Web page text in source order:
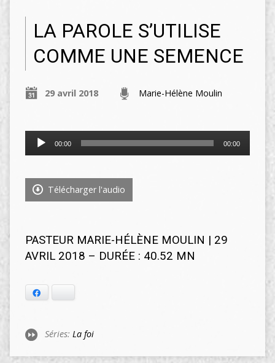
LA PAROLE S’UTILISE
COMME UNE SEMENCE
29 avril 2018 Marie-Hélène Moulin
Lecteur
audio
00:00 00:00
Télécharger l'audio
PASTEUR MARIE-HÉLÈNE MOULIN | 29
AVRIL 2018 – DURÉE : 40.52 MN
Séries: La foi